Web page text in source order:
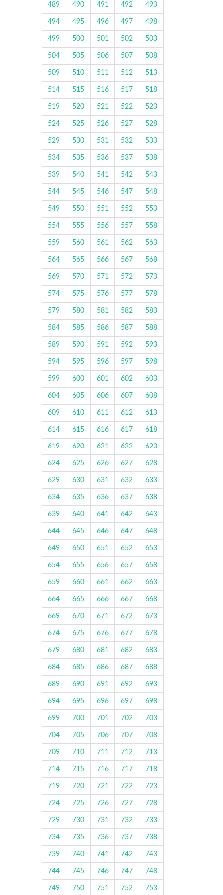
489 490 491 492 493
494 495 496 497 498
499 500 501 502 503
504 505 506 507 508
509 510 511 512 513
514 515 516 517 518
519 520 521 522 523
524 525 526 527 528
529 530 531 532 533
534 535 536 537 538
539 540 541 542 543
544 545 546 547 548
549 550 551 552 553
554 555 556 557 558
559 560 561 562 563
564 565 566 567 568
569 570 571 572 573
574 575 576 577 578
579 580 581 582 583
584 585 586 587 588
589 590 591 592 593
594 595 596 597 598
599 600 601 602 603
604 605 606 607 608
609 610 611 612 613
614 615 616 617 618
619 620 621 622 623
624 625 626 627 628
629 630 631 632 633
634 635 636 637 638
639 640 641 642 643
644 645 646 647 648
649 650 651 652 653
654 655 656 657 658
659 660 661 662 663
664 665 666 667 668
669 670 671 672 673
674 675 676 677 678
679 680 681 682 683
684 685 686 687 688
689 690 691 692 693
694 695 696 697 698
699 700 701 702 703
704 705 706 707 708
709 710 711 712 713
714 715 716 717 718
719 720 721 722 723
724 725 726 727 728
729 730 731 732 733
734 735 736 737 738
739 740 741 742 743
744 745 746 747 748
749 750 751 752 753